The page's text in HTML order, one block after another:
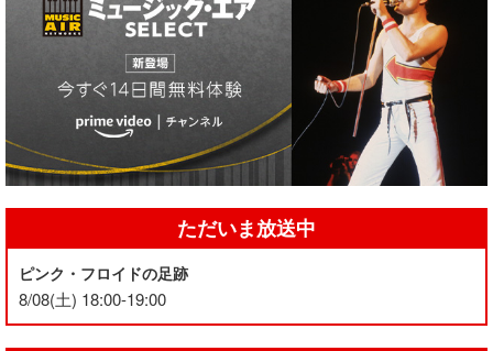
ただいま放送中
ピンク・フロイドの足跡
8/08(土) 18:00-19:00